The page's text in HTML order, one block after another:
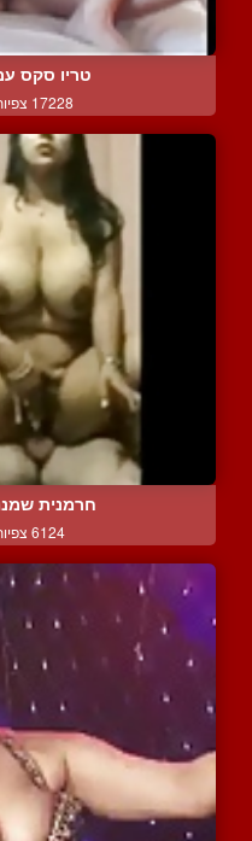
טריו סקס
17228 צפיות
חרמנית
6124 צפיות